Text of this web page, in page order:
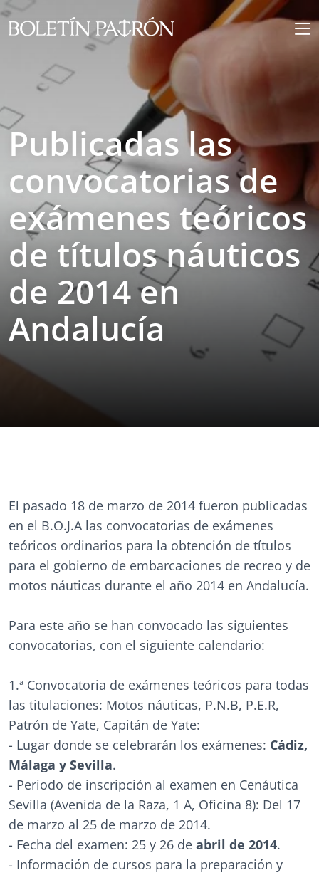
Publicadas las
convocatorias de
exámenes teóricos
de títulos náuticos
de 2014 en
Andalucía
El pasado 18 de marzo de 2014 fueron publicadas
en el B.O.J.A las convocatorias de exámenes
teóricos ordinarios para la obtención de títulos
para el gobierno de embarcaciones de recreo y de
motos náuticas durante el año 2014 en Andalucía.
Para este año se han convocado las siguientes
convocatorias, con el siguiente calendario:
1.ª Convocatoria de exámenes teóricos para todas
las titulaciones: Motos náuticas, P.N.B, P.E.R,
Patrón de Yate, Capitán de Yate:
- Lugar donde se celebrarán los exámenes: Cádiz,
Málaga y Sevilla.
- Periodo de inscripción al examen en Cenáutica
Sevilla (Avenida de la Raza, 1 A, Oficina 8): Del 17
de marzo al 25 de marzo de 2014.
- Fecha del examen: 25 y 26 de abril de 2014.
- Información de cursos para la preparación y